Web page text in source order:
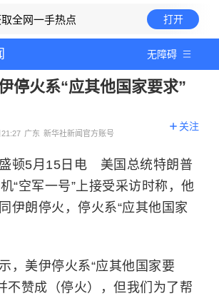
取全网一手热点 打开
无障碍
停火系“应其他国家要求”
广东 新华社新闻官方账号
关注
5月15日电 美国总统特朗普
“空军一号”上接受采访时称，他
伊朗停火，停火系“应其他国家
美伊停火系“应其他国家要
不赞成（停火），但我们为了帮